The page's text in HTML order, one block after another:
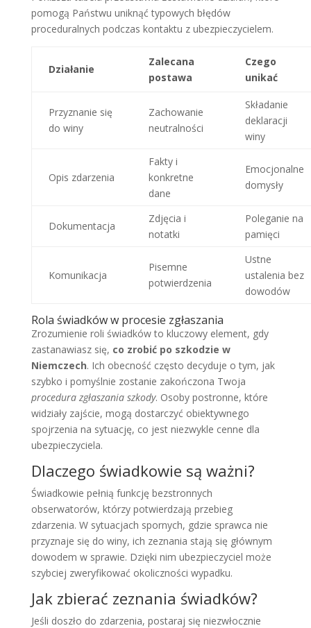
pomogą Państwu uniknąć typowych błędów
proceduralnych podczas kontaktu z ubezpieczycielem.
Działanie
Zalecana
postawa
Czego
unikać
Przyznanie się
do winy
Zachowanie
neutralności
Składanie
deklaracji
winy
Opis zdarzenia
Fakty i
konkretne
dane
Emocjonalne
domysły
Dokumentacja
Zdjęcia i
notatki
Poleganie na
pamięci
Komunikacja
Pisemne
potwierdzenia
Ustne
ustalenia bez
dowodów
Rola świadków w procesie zgłaszania
Zrozumienie roli świadków to kluczowy element, gdy
zastanawiasz się, co zrobić po szkodzie w
Niemczech. Ich obecność często decyduje o tym, jak
szybko i pomyślnie zostanie zakończona Twoja
procedura zgłaszania szkody. Osoby postronne, które
widziały zajście, mogą dostarczyć obiektywnego
spojrzenia na sytuację, co jest niezwykle cenne dla
ubezpieczyciela.
Dlaczego świadkowie są ważni?
Świadkowie pełnią funkcję bezstronnych
obserwatorów, którzy potwierdzają przebieg
zdarzenia. W sytuacjach spornych, gdzie sprawca nie
przyznaje się do winy, ich zeznania stają się głównym
dowodem w sprawie. Dzięki nim ubezpieczyciel może
szybciej zweryfikować okoliczności wypadku.
Jak zbierać zeznania świadków?
Jeśli doszło do zdarzenia, postaraj się niezwłocznie